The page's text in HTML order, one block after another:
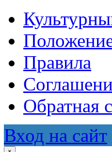
Правила
Обратная
Вход на сайт